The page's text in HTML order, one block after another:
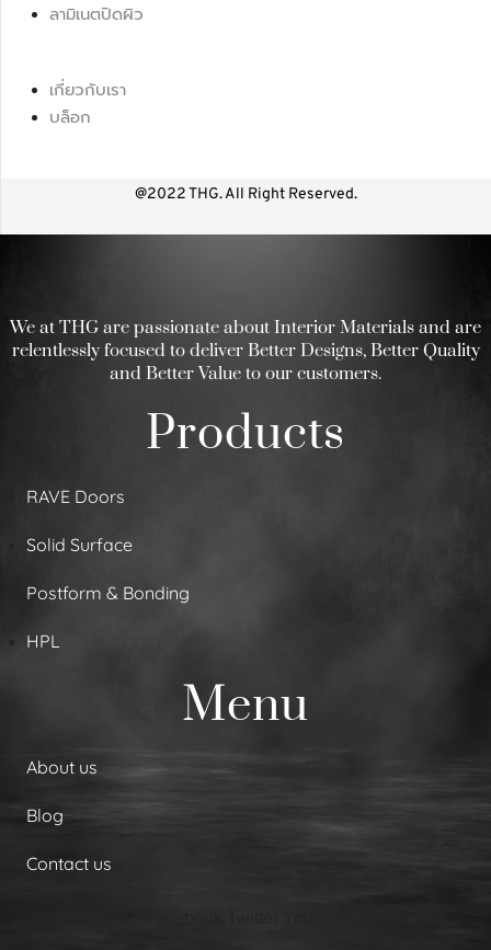
ลามิเนตปิดผิว
เกี่ยวกับเรา
บล็อก
@2022 THG. All Right Reserved.
We at THG are passionate about Interior Materials and are
relentlessly focused to deliver Better Designs, Better Quality
and Better Value to our customers.
Products
RAVE Doors
Solid Surface
Postform & Bonding
HPL
Menu
About us
Blog
Contact us